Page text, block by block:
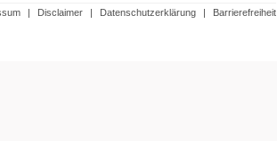
| Disclaimer | Datenschutzerklärung | Barrierefreiheit